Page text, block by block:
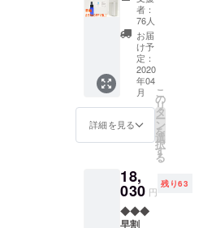
定販売
価格
4,960円
（税
別）の
20％OF
※Virus
the
ジ・エ
ンド）
は薄め
ずその
セット
限定】※
送料無
◆◆◆
【内
容】 ・
Virus
the
End（
ウイル
ス・
ン
ド）：
5,000ml
（5L）
者：
76人
お届
け予
定：
2020
年04
月
詳細を見る
こ
の
リ
タ
ー
ン
を
選
択
す
る
18,
030 円
残り63
◆◆◆
早割